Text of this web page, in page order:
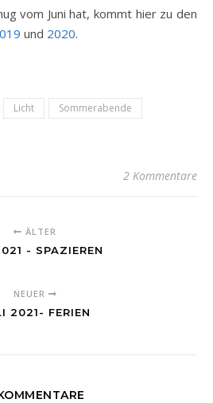
vom Juni hat, kommt hier zu den
und 2020.
Licht
Sommerabende
2 Kommentare
ÄLTER
- SPAZIEREN
NEUER
2021- FERIEN